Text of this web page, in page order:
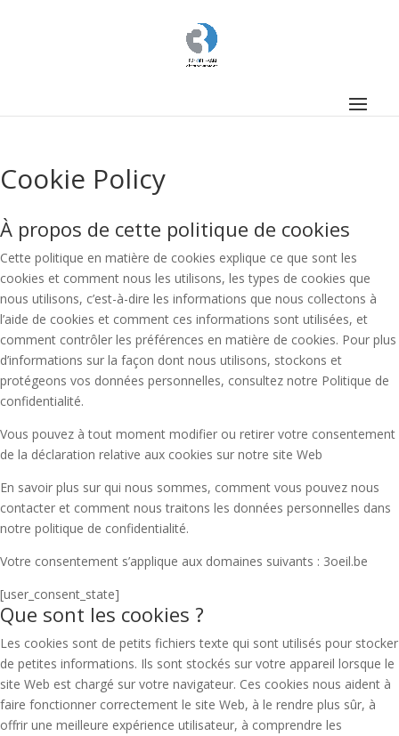
Cookie Policy
À propos de cette politique de cookies
Cette politique en matière de cookies explique ce que sont les
cookies et comment nous les utilisons, les types de cookies que
nous utilisons, c’est-à-dire les informations que nous collectons à
l’aide de cookies et comment ces informations sont utilisées, et
comment contrôler les préférences en matière de cookies. Pour plus
d’informations sur la façon dont nous utilisons, stockons et
protégeons vos données personnelles, consultez notre Politique de
confidentialité.
Vous pouvez à tout moment modifier ou retirer votre consentement
de la déclaration relative aux cookies sur notre site Web
En savoir plus sur qui nous sommes, comment vous pouvez nous
contacter et comment nous traitons les données personnelles dans
notre politique de confidentialité.
Votre consentement s’applique aux domaines suivants : 3oeil.be
[user_consent_state]
Que sont les cookies ?
Les cookies sont de petits fichiers texte qui sont utilisés pour stocker
de petites informations. Ils sont stockés sur votre appareil lorsque le
site Web est chargé sur votre navigateur. Ces cookies nous aident à
faire fonctionner correctement le site Web, à le rendre plus sûr, à
offrir une meilleure expérience utilisateur, à comprendre les